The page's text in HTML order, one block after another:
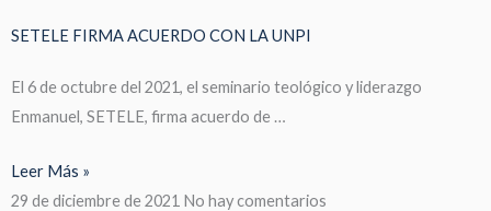
SETELE FIRMA ACUERDO CON LA UNPI
El 6 de octubre del 2021, el seminario teológico y liderazgo
Enmanuel, SETELE, firma acuerdo de …
Leer Más »
29 de diciembre de 2021 No hay comentarios